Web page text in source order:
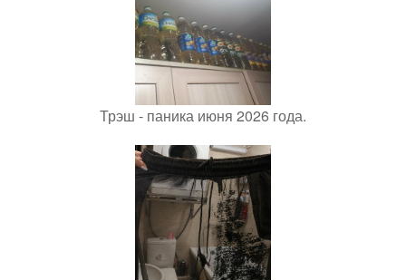
Трэш - паника июня 2026 года.